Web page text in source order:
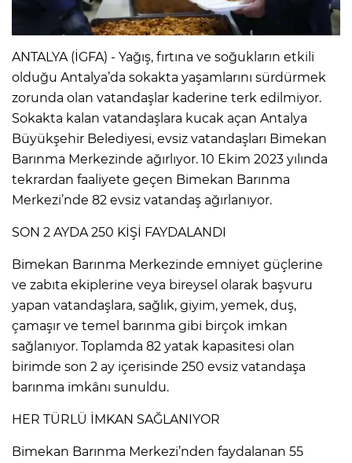
ANTALYA (İGFA) - Yağış, fırtına ve soğukların etkili
olduğu Antalya’da sokakta yaşamlarını sürdürmek
zorunda olan vatandaşlar kaderine terk edilmiyor.
Sokakta kalan vatandaşlara kucak açan Antalya
Büyükşehir Belediyesi, evsiz vatandaşları Bimekan
Barınma Merkezinde ağırlıyor. 10 Ekim 2023 yılında
tekrardan faaliyete geçen Bimekan Barınma
Merkezi’nde 82 evsiz vatandaş ağırlanıyor.
SON 2 AYDA 250 KİŞİ FAYDALANDI
Bimekan Barınma Merkezinde emniyet güçlerine
ve zabıta ekiplerine veya bireysel olarak başvuru
yapan vatandaşlara, sağlık, giyim, yemek, duş,
çamaşır ve temel barınma gibi birçok imkan
sağlanıyor. Toplamda 82 yatak kapasitesi olan
birimde son 2 ay içerisinde 250 evsiz vatandaşa
barınma imkânı sunuldu.
HER TÜRLÜ İMKAN SAĞLANIYOR
Bimekan Barınma Merkezi’nden faydalanan 55